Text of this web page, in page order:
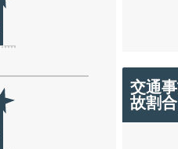
交通
故割合